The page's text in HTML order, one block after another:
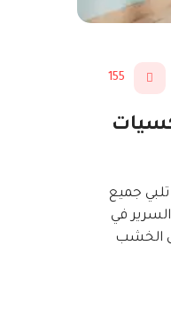
155
– تكسيات
جميع
في
الخشب